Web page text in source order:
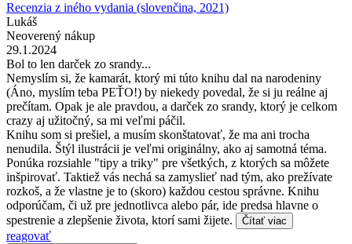
Recenzia z iného vydania (slovenčina, 2021)
Lukáš
Neoverený nákup
29.1.2024
Bol to len darček zo srandy...
Nemyslím si, že kamarát, ktorý mi túto knihu dal na narodeniny
(Áno, myslím teba PEŤO!) by niekedy povedal, že si ju reálne aj
prečítam. Opak je ale pravdou, a darček zo srandy, ktorý je celkom
crazy aj užitočný, sa mi veľmi páčil.
Knihu som si prešiel, a musím skonštatovať, že ma ani trocha
nenudila. Štýl ilustrácii je veľmi originálny, ako aj samotná téma.
Ponúka rozsiahle "tipy a triky" pre všetkých, z ktorých sa môžete
inšpirovať. Taktiež vás nechá sa zamyslieť nad tým, ako prežívate
rozkoš, a že vlastne je to (skoro) každou cestou správne. Knihu
odporúčam, či už pre jednotlivca alebo pár, ide predsa hlavne o
spestrenie a zlepšenie života, ktorí sami žijete.
Čítať viac
reagovať